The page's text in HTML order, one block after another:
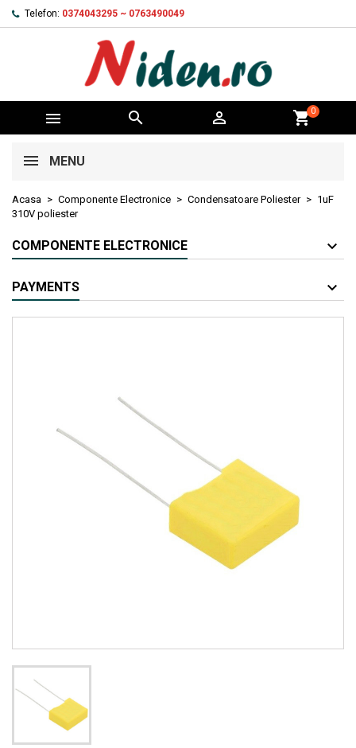
Telefon: 0374043295 ~ 0763490049
   shopping_cart0
MENU
Acasa Componente Electronice Condensatoare Poliester
1uF
310V poliester
COMPONENTE ELECTRONICE
PAYMENTS